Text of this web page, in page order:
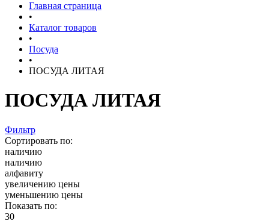
Главная страница
•
Каталог товаров
•
Посуда
•
ПОСУДА ЛИТАЯ
ПОСУДА ЛИТАЯ
Фильтр
Сортировать по:
наличию
наличию
алфавиту
увеличению цены
уменьшению цены
Показать по:
30